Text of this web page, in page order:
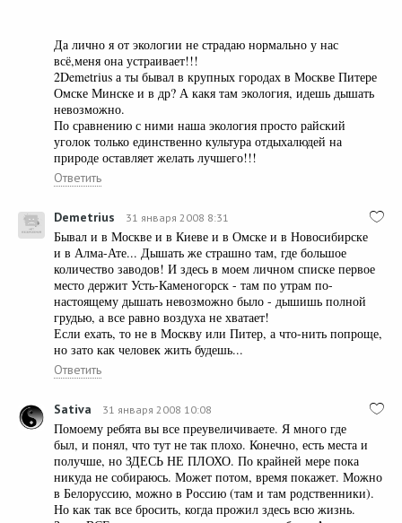
Да лично я от экологии не страдаю нормально у нас
всё,меня она устраивает!!!
2Demetrius а ты бывал в крупных городах в Москве Питере
Омске Минске и в др? А какя там экология, идешь дышать
невозможно.
По сравнению с ними наша экология просто райский
уголок только единственно культура отдыхалюдей на
природе оставляет желать лучшего!!!
Ответить
Demetrius 31 января 2008 8:31
Бывал и в Москве и в Киеве и в Омске и в Новосибирске
и в Алма-Ате... Дышать же страшно там, где большое
количество заводов! И здесь в моем личном списке первое
место держит Усть-Каменогорск - там по утрам по-
настоящему дышать невозможно было - дышишь полной
грудью, а все равно воздуха не хватает!
Если ехать, то не в Москву или Питер, а что-нить попроще,
но зато как человек жить будешь...
Ответить
Sativa 31 января 2008 10:08
Помоему ребята вы все преувеличиваете. Я много где
был, и понял, что тут не так плохо. Конечно, есть места и
получше, но ЗДЕСЬ НЕ ПЛОХО. По крайней мере пока
никуда не собираюсь. Может потом, время покажет. Можно
в Белоруссию, можно в Россию (там и там родственники).
Но как так все бросить, когда прожил здесь всю жизнь.